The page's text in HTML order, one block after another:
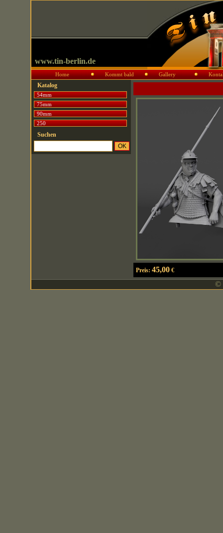
www.tin-berlin.de
Home Kommt bald Gallery
Katalog
54mm
75mm
90mm
250
Suchen
Preis: 45,00€
©